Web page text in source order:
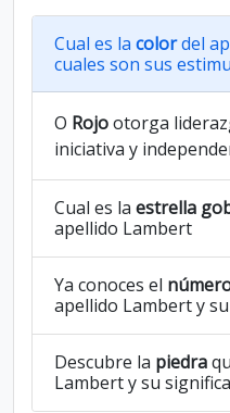
Cual es la colordel
cuales son sus
O Rojootorga
iniciativa y
Cual es la estrella
apellido Lambert
Ya conoces el
apellido Lambert y
Descubre la piedra
Lambert y su